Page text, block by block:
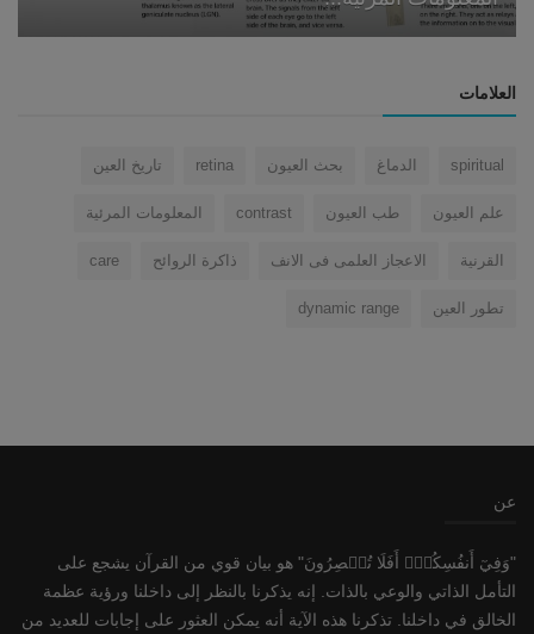
العلامات
spiritual الدماغ بحث العيون retina تاريخ العين
علم العيون طب العيون contrast المعلومات المرئية
القرنية الاعجاز العلمى فى الانف ذاكرة الروائح care
تطور العين dynamic range
عن
"وَفِيٓ أَنفُسِكُمۡۚ أَفَلَا تُبۡصِرُونَ" هو بيان قوي من القرآن يشجع على
التأمل الذاتي والوعي بالذات. إنه يذكرنا بالنظر إلى داخلنا ورؤية عظمة
الخالق في داخلنا. تذكرنا هذه الآية أنه يمكن العثور على إجابات للعديد من